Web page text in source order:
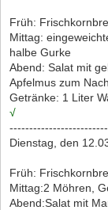
Früh:
Mittag:
halbe Gurke
Abend: Salat mit
Apfelmus zum
Getränke: 1 Liter
√
Dienstag, den
Früh:
Mittag:2 Möhren,
Abend:Salat mit